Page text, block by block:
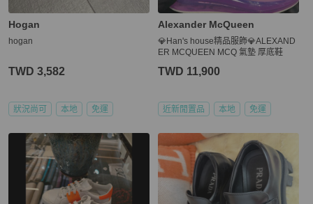
Hogan
hogan
TWD 3,582
狀況尚可 本地 免運
Alexander McQueen
💎Han's house精品服飾💎ALEXAND
ER MCQUEEN MCQ 氣墊 厚底鞋
TWD 11,900
近新閒置品 本地 免運